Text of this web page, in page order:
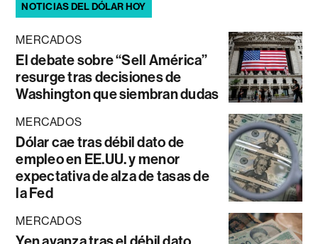
NOTICIAS DEL DÓLAR HOY
MERCADOS
El debate sobre “Sell América”
resurge tras decisiones de
Washington que siembran dudas
MERCADOS
Dólar cae tras débil dato de
empleo en EE.UU. y menor
expectativa de alza de tasas de
la Fed
MERCADOS